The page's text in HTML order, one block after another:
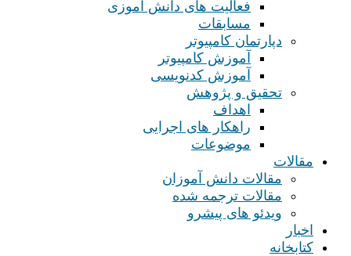
فعالیت های دانش آموزی
مسابقات
دپارتمان کامپیوتر
آموزش کامپیوتر
آموزش کدنویسی
تحقیق و پژوهش
اهداف
راهکار های اجرایی
موضوعات
مقالات
مقالات دانش آموزان
مقالات ترجمه شده
ویدئو های پیشرو
اخبار
کتابخانه